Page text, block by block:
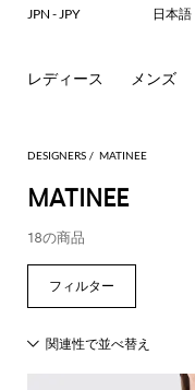
DESIGNERS MATINEE
MATINEE
18の商品
レディース メンズ
JPN - JPY
日本語
Français